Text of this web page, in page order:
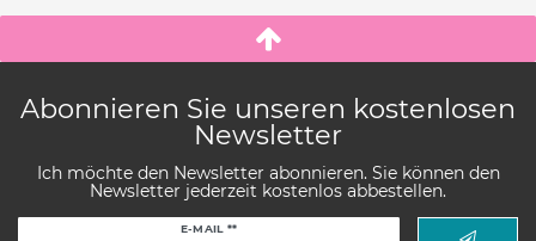
Abonnieren Sie unseren kostenlosen
Newsletter
Ich möchte den Newsletter abonnieren. Sie können den
Newsletter jederzeit kostenlos abbestellen.
E-MAIL **